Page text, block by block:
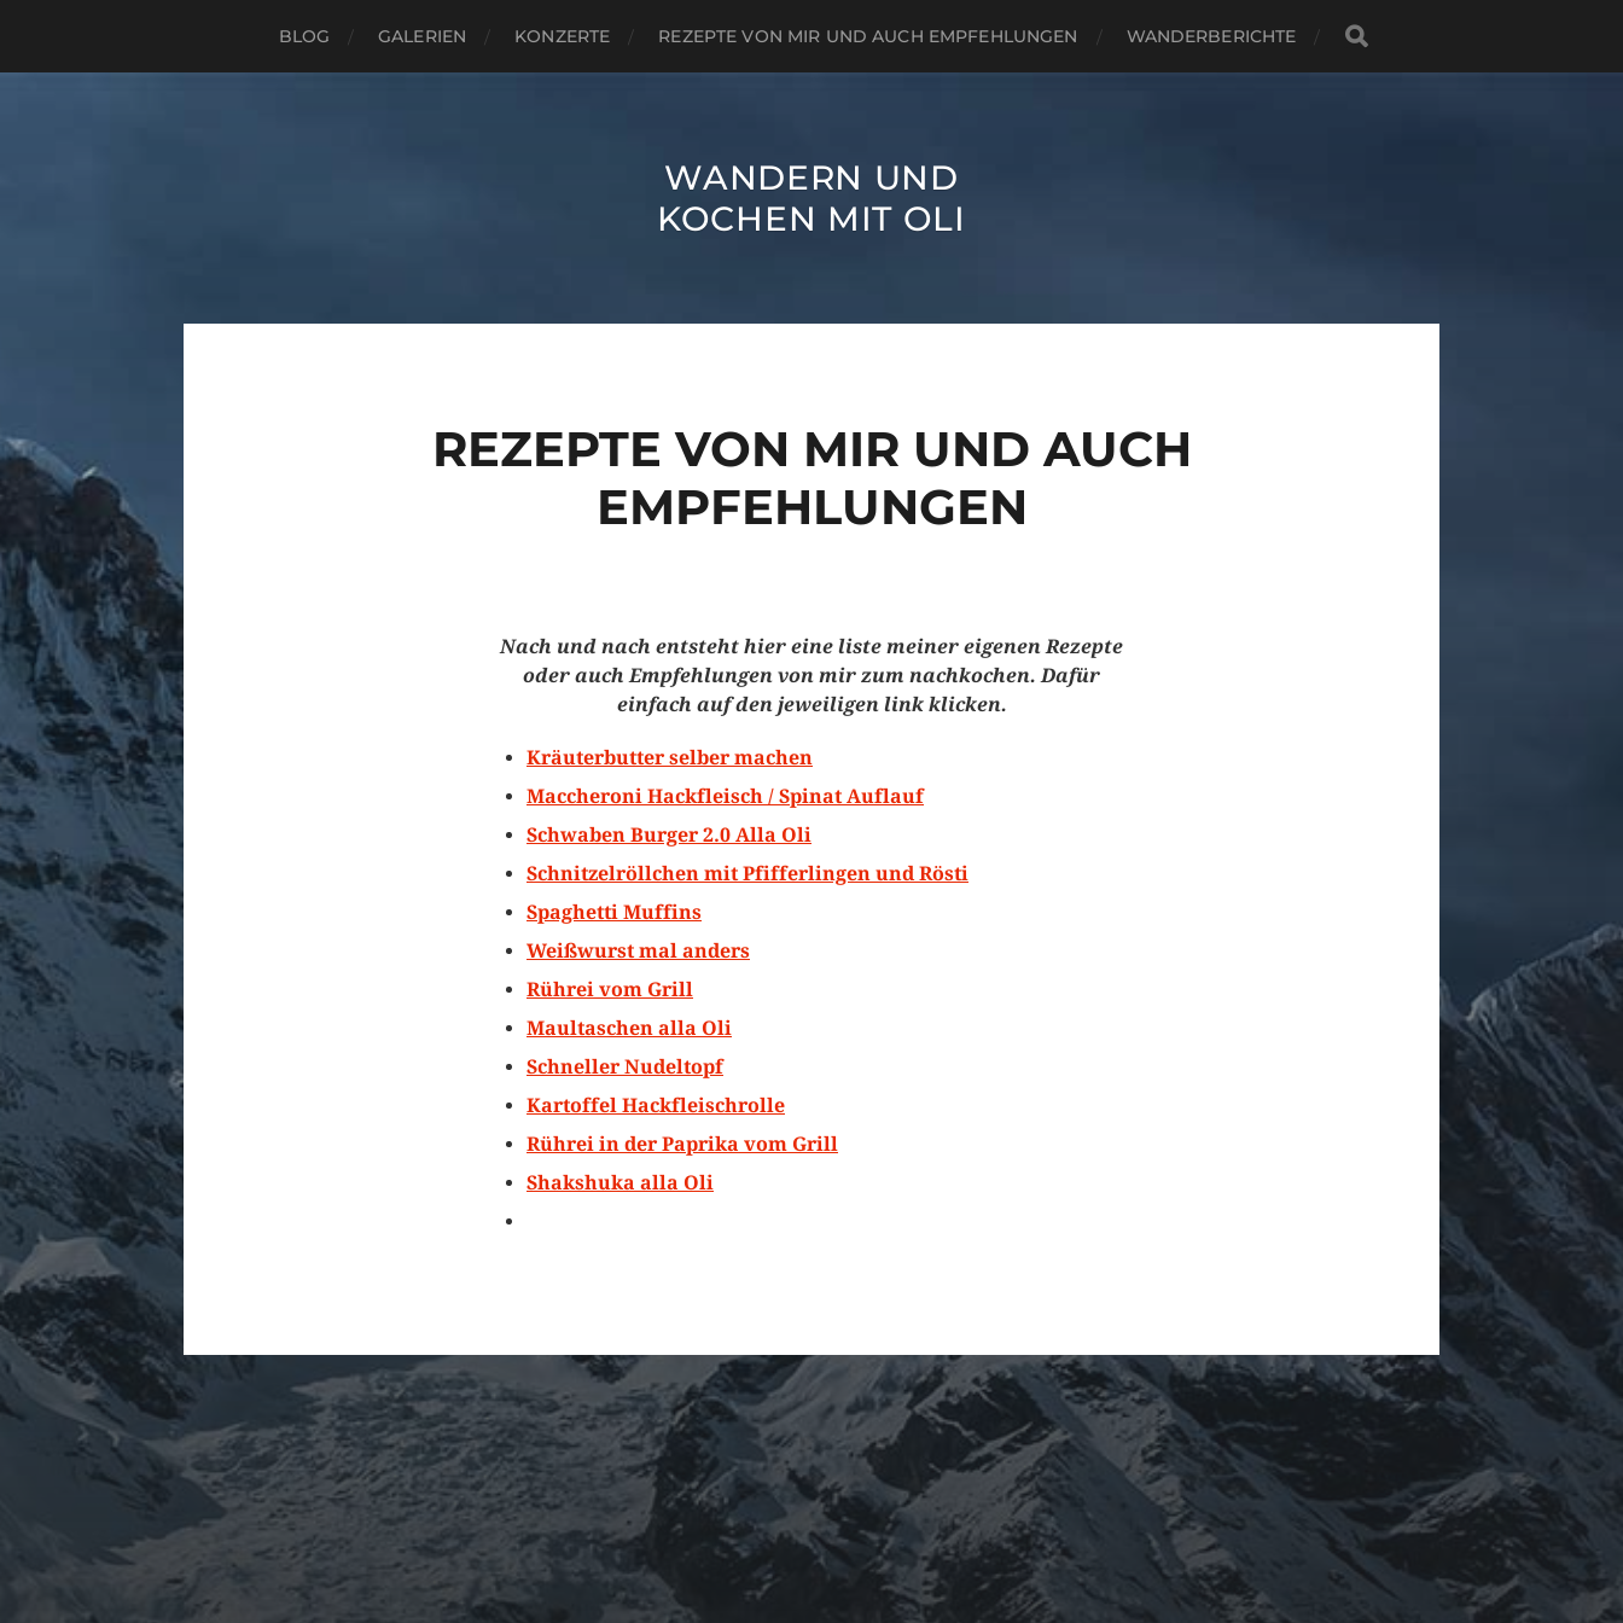
BLOG GALERIEN KONZERTE REZEPTE VON MIR UND AUCH EMPFEHLUNGEN WANDERBERICHTE
WANDERN UND
KOCHEN MIT OLI
REZEPTE VON MIR UND AUCH
EMPFEHLUNGEN
Nach und nach entsteht hier eine liste meiner eigenen Rezepte
oder auch Empfehlungen von mir zum nachkochen. Dafür
einfach auf den jeweiligen link klicken.
Kräuterbutter selber machen
Maccheroni Hackfleisch / Spinat Auflauf
Schwaben Burger 2.0 Alla Oli
Schnitzelröllchen mit Pfifferlingen und Rösti
Spaghetti Muffins
Weißwurst mal anders
Rührei vom Grill
Maultaschen alla Oli
Schneller Nudeltopf
Kartoffel Hackfleischrolle
Rührei in der Paprika vom Grill
Shakshuka alla Oli